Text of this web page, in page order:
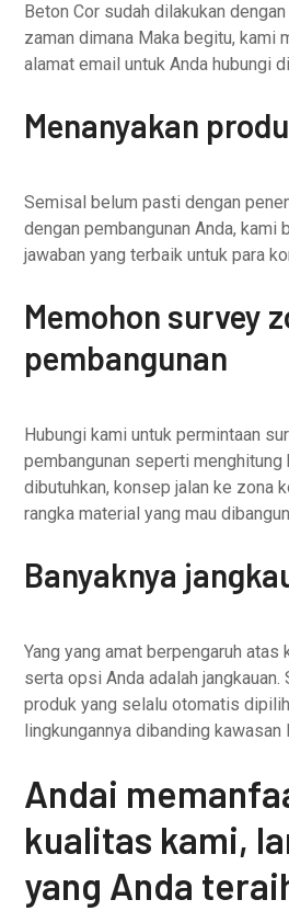
Beton Cor sudah dilakukan
zaman dimana Maka begitu, kami
alamat email untuk Anda hubungi
Menanyakan
Semisal belum pasti dengan
dengan pembangunan Anda, kami
jawaban yang terbaik untuk para
Memohon survey
pembangunan
Hubungi kami untuk permintaan
pembangunan seperti menghitung
dibutuhkan, konsep jalan ke zona
rangka material yang mau
Banyaknya
Yang yang amat berpengaruh
serta opsi Anda adalah
produk yang selalu otomatis
lingkungannya dibanding kawasan
Andai
kualitas kami,
yang Anda